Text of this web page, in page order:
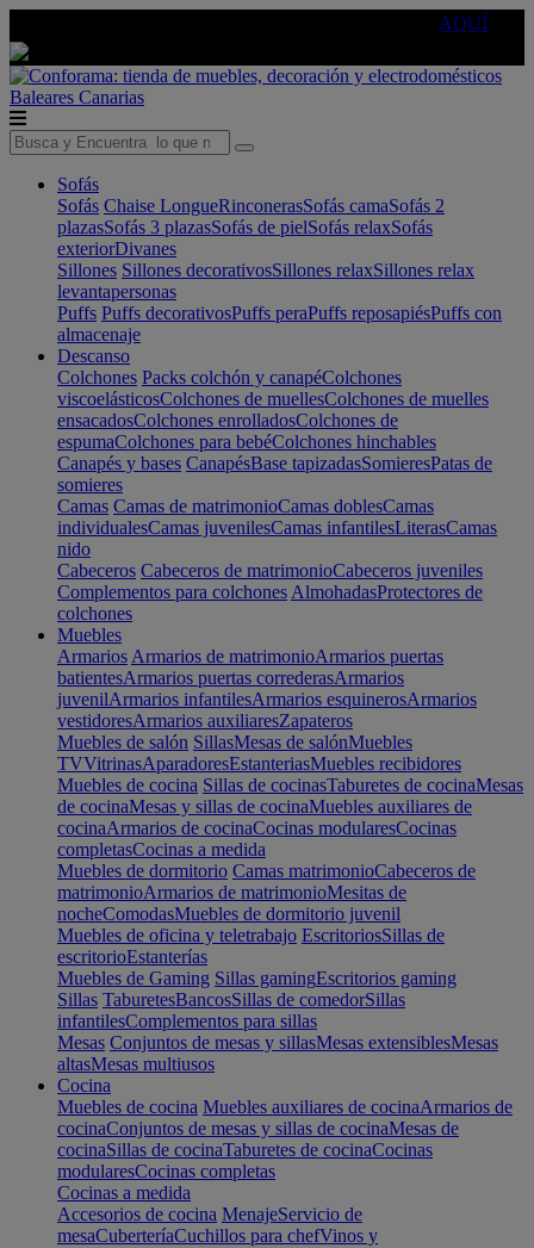
AQUÍ
Baleares Canarias
Sofás
Sofás Chaise LongueRinconerasSofás camaSofás 2
plazasSofás 3 plazasSofás de pielSofás relaxSofás
exteriorDivanes
Sillones Sillones decorativosSillones relaxSillones relax
levantapersonas
Puffs Puffs decorativosPuffs peraPuffs reposapiésPuffs con
almacenaje
Descanso
Colchones Packs colchón y canapéColchones
viscoelásticosColchones de muellesColchones de muelles
ensacadosColchones enrolladosColchones de
espumaColchones para bebéColchones hinchables
Canapés y bases CanapésBase tapizadasSomieresPatas de
somieres
Camas Camas de matrimonioCamas doblesCamas
individualesCamas juvenilesCamas infantilesLiterasCamas
nido
Cabeceros Cabeceros de matrimonioCabeceros juveniles
Complementos para colchones AlmohadasProtectores de
colchones
Muebles
Armarios Armarios de matrimonioArmarios puertas
batientesArmarios puertas correderasArmarios
juvenilArmarios infantilesArmarios esquinerosArmarios
vestidoresArmarios auxiliaresZapateros
Muebles de salón SillasMesas de salónMuebles
TVVitrinasAparadoresEstanteriasMuebles recibidores
Muebles de cocina Sillas de cocinasTaburetes de cocinaMesas
de cocinaMesas y sillas de cocinaMuebles auxiliares de
cocinaArmarios de cocinaCocinas modularesCocinas
completasCocinas a medida
Muebles de dormitorio Camas matrimonioCabeceros de
matrimonioArmarios de matrimonioMesitas de
nocheComodasMuebles de dormitorio juvenil
Muebles de oficina y teletrabajo EscritoriosSillas de
escritorioEstanterías
Muebles de Gaming Sillas gamingEscritorios gaming
Sillas TaburetesBancosSillas de comedorSillas
infantilesComplementos para sillas
Mesas Conjuntos de mesas y sillasMesas extensiblesMesas
altasMesas multiusos
Cocina
Muebles de cocina Muebles auxiliares de cocinaArmarios de
cocinaConjuntos de mesas y sillas de cocinaMesas de
cocinaSillas de cocinaTaburetes de cocinaCocinas
modularesCocinas completas
Cocinas a medida
Accesorios de cocina MenajeServicio de
mesaCuberteríaCuchillos para chefVinos y